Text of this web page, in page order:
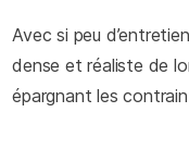
Avec si peu
dense et réaliste de
épargnant les